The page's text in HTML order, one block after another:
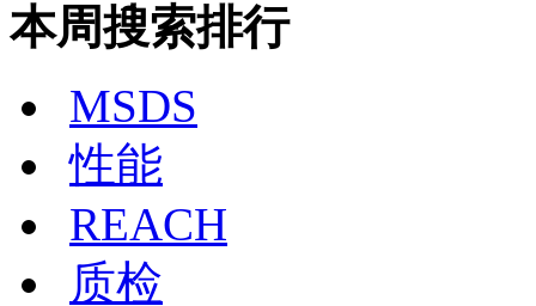
本周搜索排行
MSDS
性能
REACH
质检